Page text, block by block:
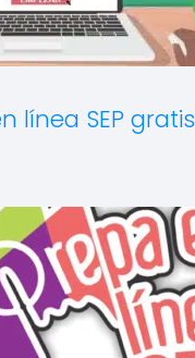
línea SEP gratis